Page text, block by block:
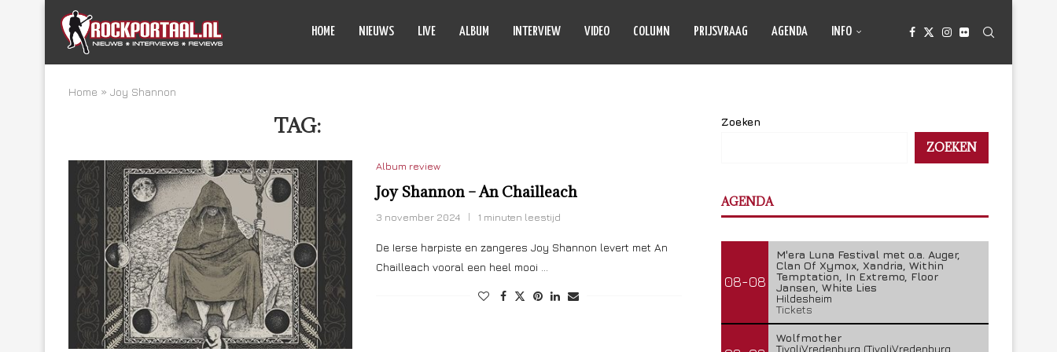
HOME NIEUWS LIVE ALBUM INTERVIEW VIDEO COLUMN PRIJSVRAAG AGENDA INFO
Home » Joy Shannon
TAG:
Album review
Joy Shannon – An Chailleach
3 november 2024 1 minuten leestijd
De Ierse harpiste en zangeres Joy Shannon levert met An
Chailleach vooral een heel mooi …
Zoeken
ZOEKEN
AGENDA
08-08
M'era Luna Festival met o.a. Auger,
Clan Of Xymox, Xandria, Within
Temptation, In Extremo, Floor
Jansen, White Lies
Hildesheim
Tickets
Wolfmother
TivoliVredenburg (TivoliVredenburg